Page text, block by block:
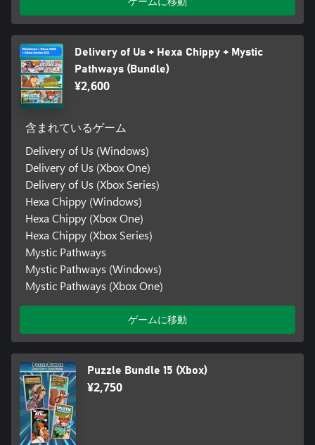
Delivery of Us + Hexa Chippy + Mystic
Pathways (Bundle)
¥2,600
含まれているゲーム
Delivery of Us (Windows)
Delivery of Us (Xbox One)
Delivery of Us (Xbox Series)
Hexa Chippy (Windows)
Hexa Chippy (Xbox One)
Hexa Chippy (Xbox Series)
Mystic Pathways
Mystic Pathways (Windows)
Mystic Pathways (Xbox One)
ゲームに移動
Puzzle Bundle 15 (Xbox)
¥2,750